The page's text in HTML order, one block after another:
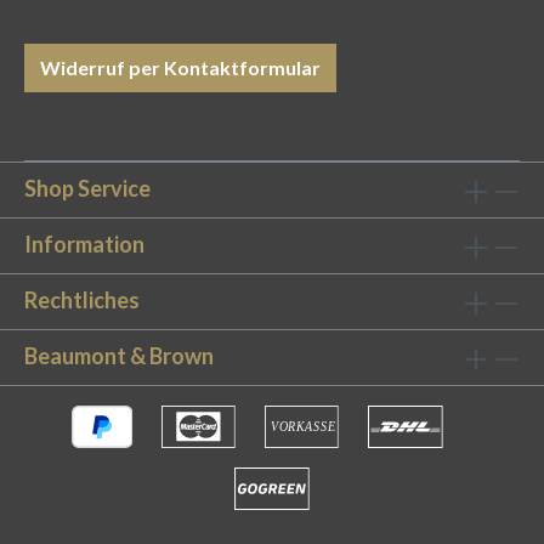
(entspricht der europäischen Norm EN 12934)
zusammengesetzt und verspricht damit
Belieben und Schlafstil bieten wir das
80x80cm an. Geeignet für den "Kuscheltyp"
unter den Schläferinnen und Schläfern. Für
Hausstaub-Allergiker geeignet: Unser
Daunenkopfkissen ist antiallergisch und
antibakteriell und eignet sich damit optimal für
Hausstaub-Allergiker. Bestätigt wird dies
durch die NOMITE-Zertifizierung. 5-Sterne-
Qualität: Unsere Daunen-Kissen sind in
zahlreichen Top-Hotels der Schlüssel zum
Widerruf per Kontaktformular
Shop Service
Information
Rechtliches
Beaumont & Brown